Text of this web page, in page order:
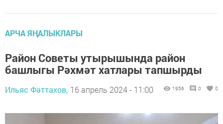
АРЧА ЯҢАЛЫКЛАРЫ
Район Советы утырышында район
башлыгы Рәхмәт хатлары тапшырды
Ильяс Фәттахов, 16 апрель 2024 - 11:00 1956 0 0